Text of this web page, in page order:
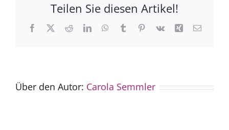
Teilen Sie diesen Artikel!
Facebook
X RedditLinkedInWhatsApp
TumblrPinterest
Vk Xing E-
Über den Autor: Carola Semmler